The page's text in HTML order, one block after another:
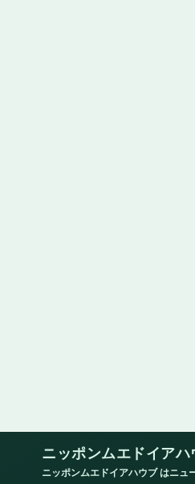
ニッポンムエドイアハ
ニッポンムエドイアハウブ はニュ